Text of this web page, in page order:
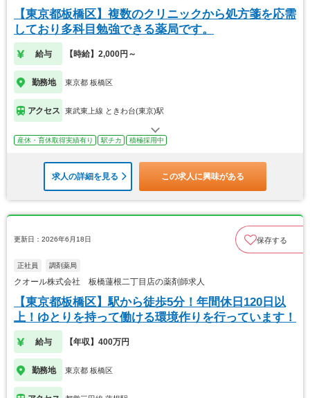
【東京都板橋区】複数のクリニックから処方箋を応需
しており多科目勉強できる薬局です。
給与 【時給】2,000円～
勤務地 東京都 板橋区
アクセス 東武東上線 ときわ台(東京)駅
産休・育休取得実績有り 駅チカ 積極採用中
求人の詳細を見る この求人に興味がある
更新日：2026年6月18日 保存する
正社員 調剤薬局
クオール株式会社 板橋蓮根二丁目店の薬剤師求人
【東京都板橋区】駅から徒歩5分！年間休日120日以
上！ゆとりを持って働ける環境作りを行っています！
給与 【年収】400万円
勤務地 東京都 板橋区